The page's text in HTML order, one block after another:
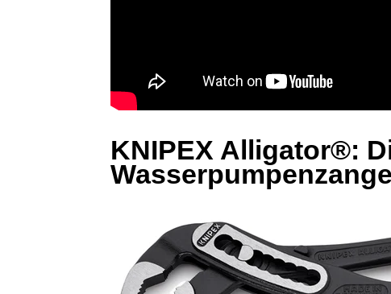
KNIPEX Alligator®:
Wasserpumpenzange